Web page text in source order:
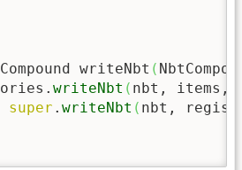
writeNbt (
writeNbt ( nbt, items,
super . writeNbt ( nbt,